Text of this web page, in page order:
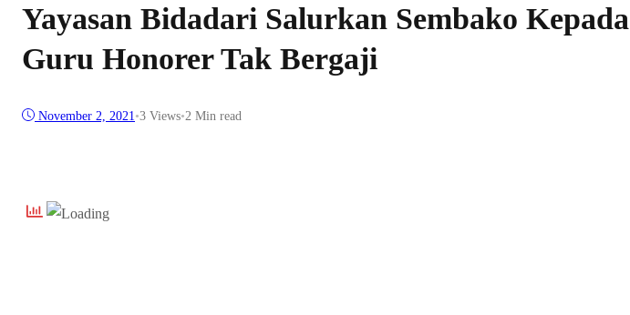
Yayasan Bidadari Salurkan Sembako Kepada
Guru Honorer Tak Bergaji
November 2, 2021 •3 Views•2 Min read